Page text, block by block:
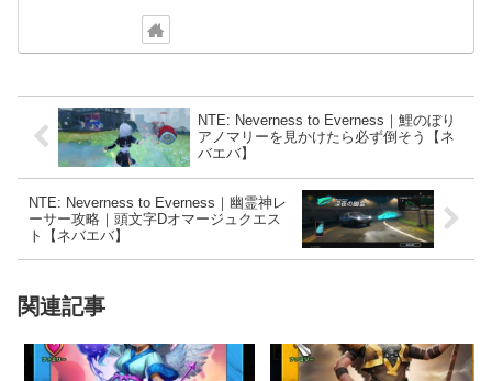
NTE: Neverness to Everness｜鯉のぼり
アノマリーを見かけたら必ず倒そう【ネ
バエバ】
NTE: Neverness to Everness｜幽霊神レ
ーサー攻略｜頭文字Dオマージュクエス
ト【ネバエバ】
関連記事